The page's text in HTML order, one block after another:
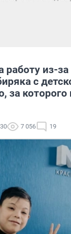
работу из-за
с
за
7 056 19